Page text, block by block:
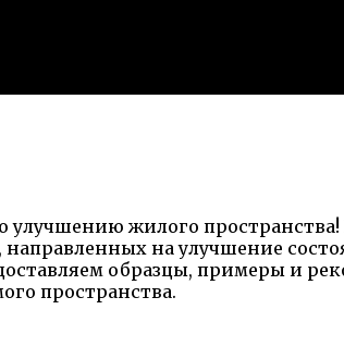
улучшению жилого
направленных на улучшение
образцы, примеры и
пространства.